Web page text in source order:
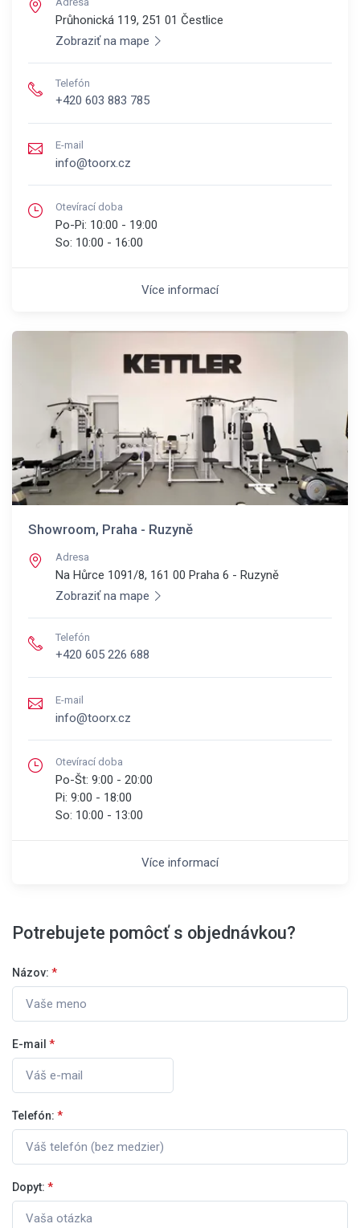
Průhonická 119, 251 01 Čestlice
Zobraziť na mape
Telefón
+420 603 883 785
E-mail
info@toorx.cz
Otevírací doba
Po-Pi: 10:00 - 19:00
So: 10:00 - 16:00
Více informací
Showroom, Praha - Ruzyně
Adresa
Na Hůrce 1091/8, 161 00 Praha 6 - Ruzyně
Zobraziť na mape
Telefón
+420 605 226 688
E-mail
info@toorx.cz
Otevírací doba
Po-Št: 9:00 - 20:00
Pi: 9:00 - 18:00
So: 10:00 - 13:00
Více informací
Potrebujete pomôcť s objednávkou?
Názov: *
E-mail *
Telefón: *
Dopyt: *